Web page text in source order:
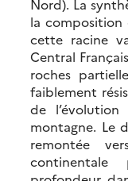
Nord). La
la composition
cette racine
Central
roches
faiblement
de
montagne. Le
remontée
continentale